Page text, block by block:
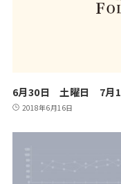
6月30日 土曜日 7月1
2018年6月16日